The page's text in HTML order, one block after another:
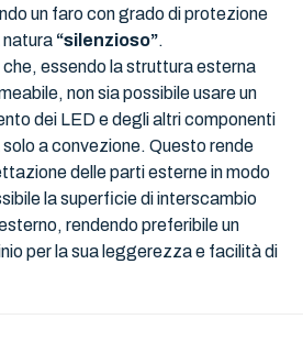
un faro con grado di protezione
natura “silenzioso”.
essendo la struttura esterna
non sia possibile usare un
dei LED e degli altri componenti
a convezione. Questo rende
delle parti esterne in modo
la superficie di interscambio
rendendo preferibile un
per la sua leggerezza e facilità di